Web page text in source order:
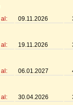
al: 09.11.2026
al: 19.11.2026
al: 06.01.2027
al: 30.04.2026